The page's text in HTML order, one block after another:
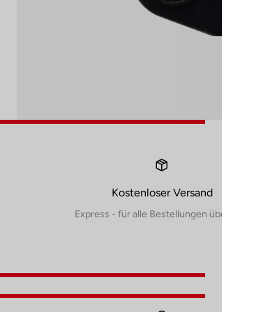
Kostenloser Versand
Express - für alle Bestellungen über 60€